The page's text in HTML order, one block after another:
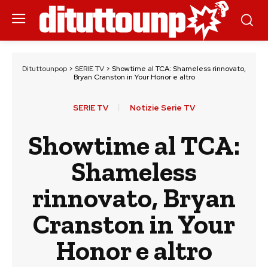
Dituttounpop > SERIE TV > Showtime al TCA: Shameless rinnovato,
Bryan Cranston in Your Honor e altro
SERIE TV Notizie Serie TV
Showtime al TCA:
Shameless
rinnovato, Bryan
Cranston in Your
Honor e altro